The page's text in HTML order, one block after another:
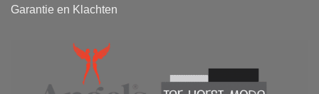
Garantie en Klachten